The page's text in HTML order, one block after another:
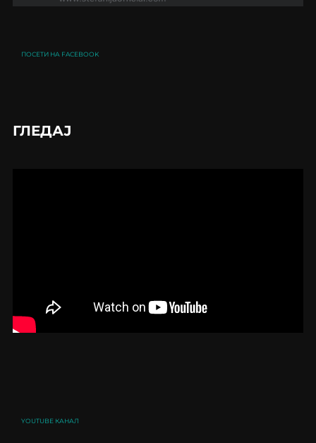
ПОСЕТИ НА FACEBOOK
ГЛЕДАЈ
YOUTUBE КАНАЛ